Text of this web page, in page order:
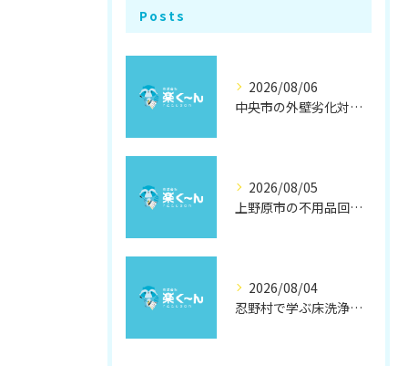
Posts
2026/08/06
中央市の外壁劣化対策と補修方法
2026/08/05
上野原市の不用品回収と撤去術
2026/08/04
忍野村で学ぶ床洗浄とワックスの効果